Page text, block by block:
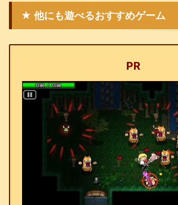
★ 他にも遊べるおすすめゲーム
PR